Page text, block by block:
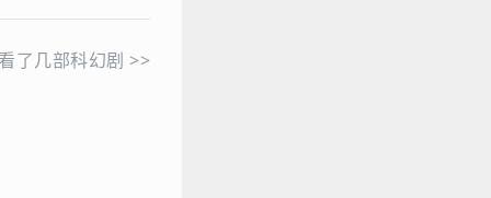
看了几部科幻剧 >>